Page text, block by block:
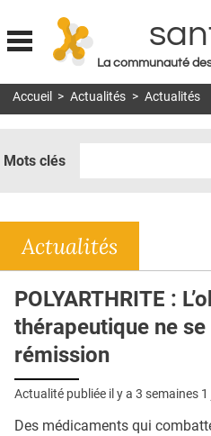
Jump to
La communauté
MON COMPTE
DOSSIERS
RÉSEAUX
E-REVUE SAD
L'APP
Accueil > Actualités > Actualités
Mots clés
Actualités
POLYARTHRITE :
thérapeutique ne
rémission
Actualité publiée il y a 3 semaines
Des médicaments qui